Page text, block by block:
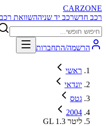
CARZONE
רכב חדשרכב יד שניההשוואת
הרשמה/התחברות
ראשי
יונדאי
גטס
2004
GL 1.3 ליטר